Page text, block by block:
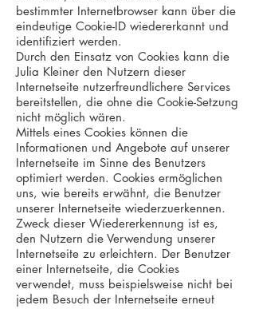
bestimmter Internetbrowser kann über die
eindeutige Cookie-ID wiedererkannt und
identifiziert werden.
Durch den Einsatz von Cookies kann die
Julia Kleiner den Nutzern dieser
Internetseite nutzerfreundlichere Services
bereitstellen, die ohne die Cookie-Setzung
nicht möglich wären.
Mittels eines Cookies können die
Informationen und Angebote auf unserer
Internetseite im Sinne des Benutzers
optimiert werden. Cookies ermöglichen
uns, wie bereits erwähnt, die Benutzer
unserer Internetseite wiederzuerkennen.
Zweck dieser Wiedererkennung ist es,
den Nutzern die Verwendung unserer
Internetseite zu erleichtern. Der Benutzer
einer Internetseite, die Cookies
verwendet, muss beispielsweise nicht bei
jedem Besuch der Internetseite erneut